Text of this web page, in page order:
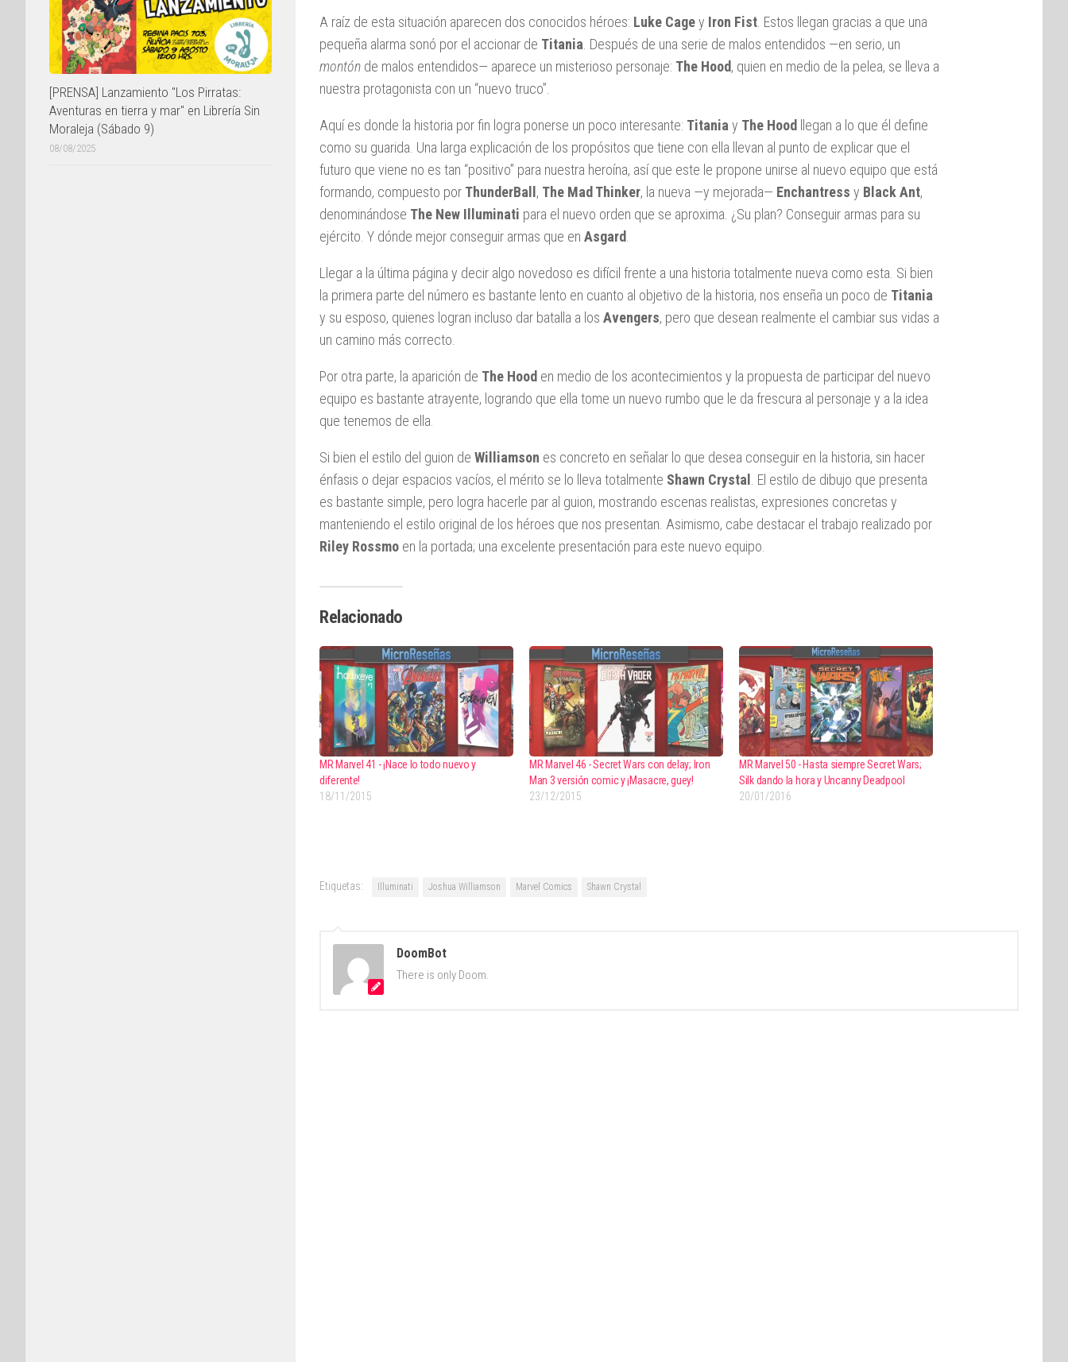
A raíz de esta situación aparecen dos conocidos héroes: Luke Cagey Iron Fist . Estos llegan gracias a que una
pequeña alarma sonó por el accionar de Titania . Después de una serie de malos entendidos —en serio, un
montón de malos entendidos— aparece un misterioso personaje: The Hood, quien en medio de la pelea, se lleva a
nuestra protagonista con un “nuevo truco”.
Aquí es donde la historia por fin logra ponerse un poco interesante: Titania y The Hood
llegan a lo que él define
como su guarida. Una larga explicación de los propósitos que tiene con ella llevan al punto de explicar que el
futuro que viene no es tan “positivo” para nuestra heroína, así que este le propone unirse al nuevo equipo que está
formando, compuesto por ThunderBall , The Mad Thinker, la nueva —y mejorada— Enchantress y Black Ant,
denominándose The New Illuminati para el nuevo orden que se aproxima. ¿Su plan? Conseguir armas para su
ejército. Y dónde mejor conseguir armas que en Asgard
Llegar a la última página y decir algo novedoso es difícil frente a una historia totalmente nueva como esta. Si bien
la primera parte del número es bastante lento en cuanto al objetivo de la historia, nos enseña un poco de Titania
y su esposo, quienes logran incluso dar batalla a los Avengers, pero que desean realmente el cambiar sus vidas a
un camino más correcto.
Por otra parte, la aparición de The Hood en medio de los acontecimientos y la propuesta de participar del nuevo
equipo es bastante atrayente, logrando que ella tome un nuevo rumbo que le da frescura al personaje y a la idea
que tenemos de ella.
Si bien el estilo del guion de Williamson es concreto en señalar lo que desea conseguir en la historia, sin hacer
énfasis o dejar espacios vacíos, el mérito se lo lleva totalmente Shawn Crystal
. El estilo de dibujo que presenta
es bastante simple, pero logra hacerle par al guion, mostrando escenas realistas, expresiones concretas y
manteniendo el estilo original de los héroes que nos presentan. Asimismo, cabe destacar el trabajo realizado por
Riley Rossmo en la portada; una excelente presentación para este nuevo equipo.
Relacionado
MR Marvel 41 - ¡Nace lo todo nuevo y
diferente!
18/11/2015
MR Marvel 46 - Secret Wars con delay; Iron
Man 3 versión comic y ¡Masacre, guey!
23/12/2015
MR Marvel 50 - Hasta siempre Secret Wars;
Silk dando la hora y Uncanny Deadpool
20/01/2016
Etiquetas: Illuminati Joshua Williamson Marvel Comics Shawn Crystal
DoomBot
There is only Doom.
[PRENSA] Lanzamiento "Los Pirratas:
Aventuras en tierra y mar" en Librería Sin
Moraleja (Sábado 9)
08/08/2025